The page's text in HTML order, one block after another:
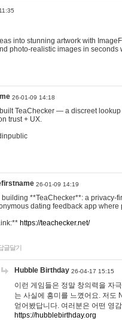
into stunning artwork with
photo-realistic images in seconds
26-01-09 14:18
TeaChecker — a discreet
trust + UX.
26-01-09 14:19
building **TeaChecker**: a
dating feedback app
https://teachecker.net/
글달기
Hubble Birthday 26-04-17 15:15
이런 게임들은 정말 창의력을 자
는 사실에 흥미를 느꼈어요. 저도
얻어봤답니다. 여러분은 어떤 영
https://hubblebirthday.org